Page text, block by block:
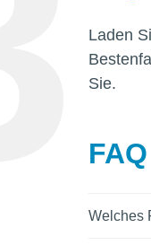
Laden
Sie.
FAQ
Welches